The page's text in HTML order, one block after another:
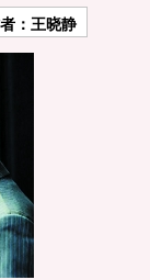
：王晓静